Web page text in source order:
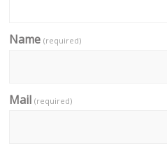
Name(required)
Mail(required)